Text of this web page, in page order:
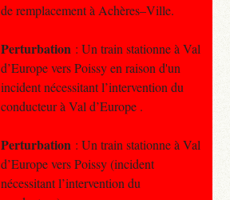
de remplacement à Achères–Ville.
Perturbation : Un train stationne à Val
d’Europe vers Poissy en raison d'un
incident nécessitant l’intervention du
conducteur à Val d’Europe .
Perturbation : Un train stationne à Val
d’Europe vers Poissy (incident
nécessitant l’intervention du